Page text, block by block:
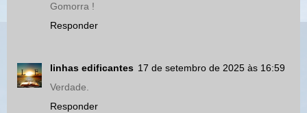
Gomorra !
Responder
linhas edificantes 17 de setembro de 2025 às 16:59
Verdade.
Responder